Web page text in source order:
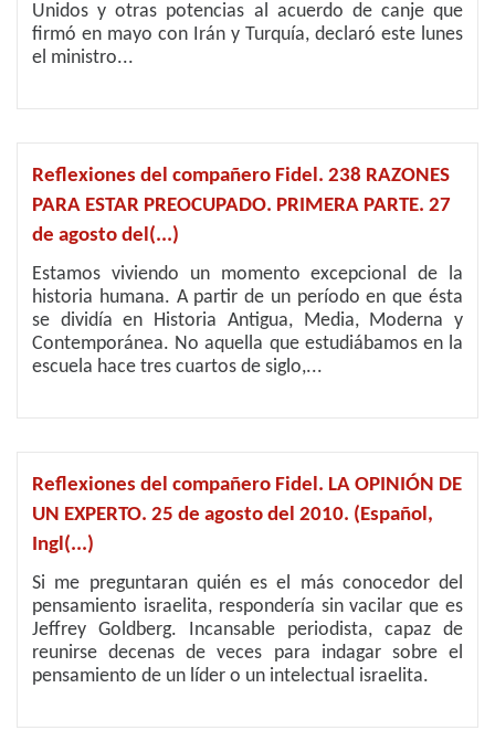
Unidos y otras potencias al acuerdo de canje que
firmó en mayo con Irán y Turquía, declaró este lunes
el ministro...
Reflexiones del compañero Fidel. 238 RAZONES
PARA ESTAR PREOCUPADO. PRIMERA PARTE. 27
de agosto del(...)
Estamos viviendo un momento excepcional de la
historia humana. A partir de un período en que ésta
se dividía en Historia Antigua, Media, Moderna y
Contemporánea. No aquella que estudiábamos en la
escuela hace tres cuartos de siglo,...
Reflexiones del compañero Fidel. LA OPINIÓN DE
UN EXPERTO. 25 de agosto del 2010. (Español,
Ingl(...)
Si me preguntaran quién es el más conocedor del
pensamiento israelita, respondería sin vacilar que es
Jeffrey Goldberg. Incansable periodista, capaz de
reunirse decenas de veces para indagar sobre el
pensamiento de un líder o un intelectual israelita.